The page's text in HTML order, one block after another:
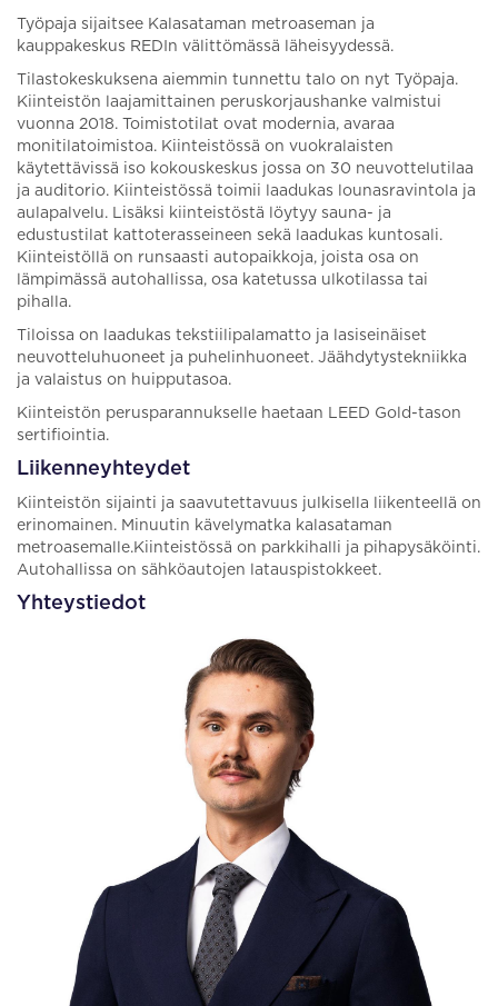
Työpaja sijaitsee Kalasataman metroaseman ja
kauppakeskus REDIn välittömässä läheisyydessä.
Tilastokeskuksena aiemmin tunnettu talo on nyt Työpaja.
Kiinteistön laajamittainen peruskorjaushanke valmistui
vuonna 2018. Toimistotilat ovat modernia, avaraa
monitilatoimistoa. Kiinteistössä on vuokralaisten
käytettävissä iso kokouskeskus jossa on 30 neuvottelutilaa
ja auditorio. Kiinteistössä toimii laadukas lounasravintola ja
aulapalvelu. Lisäksi kiinteistöstä löytyy sauna- ja
edustustilat kattoterasseineen sekä laadukas kuntosali.
Kiinteistöllä on runsaasti autopaikkoja, joista osa on
lämpimässä autohallissa, osa katetussa ulkotilassa tai
pihalla.
Tiloissa on laadukas tekstiilipalamatto ja lasiseinäiset
neuvotteluhuoneet ja puhelinhuoneet. Jäähdytystekniikka
ja valaistus on huipputasoa.
Kiinteistön perusparannukselle haetaan LEED Gold-tason
sertifiointia.
Liikenneyhteydet
Kiinteistön sijainti ja saavutettavuus julkisella liikenteellä on
erinomainen. Minuutin kävelymatka kalasataman
metroasemalle.Kiinteistössä on parkkihalli ja pihapysäköinti.
Autohallissa on sähköautojen latauspistokkeet.
Yhteystiedot